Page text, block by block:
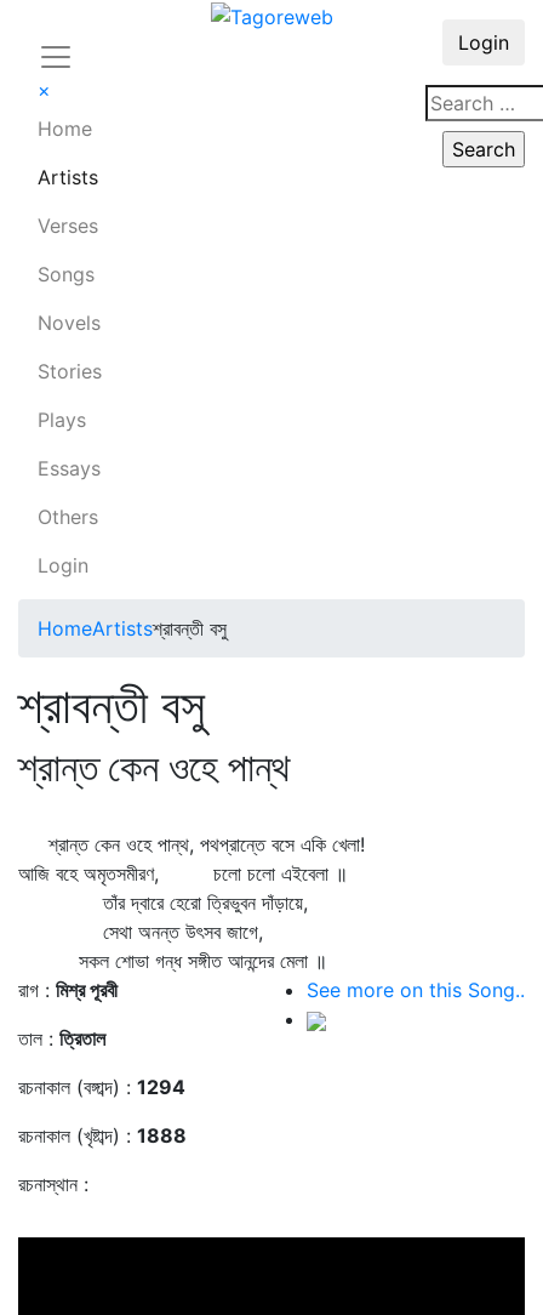
×
Home
Artists
Verses
Songs
Novels
Stories
Plays
Essays
Others
Login
Login
HomeArtistsশ্রাবন্তী বসু
শ্রাবন্তী বসু
শ্রান্ত কেন ওহে পান্থ
শ্রান্ত কেন ওহে পান্থ, পথপ্রান্তে বসে একি খেলা!
আজি বহে অমৃতসমীরণ, চলো চলো এইবেলা ॥
তাঁর দ্বারে হেরো ত্রিভুবন দাঁড়ায়ে,
সেথা অনন্ত উৎসব জাগে,
সকল শোভা গন্ধ সঙ্গীত আনন্দের মেলা ॥
রাগ : মিশ্র পূরবী
তাল : ত্রিতাল
রচনাকাল (বঙ্গাব্দ) : 1294
রচনাকাল (খৃষ্টাব্দ) : 1888
রচনাস্থান :
See more on this Song..